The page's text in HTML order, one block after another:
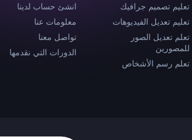
تعليم تصميم جرافيك
تعليم تعديل الفيديوهات
تعلم تعديل الصور
للمصورين
تعلم رسم الأشخاص
انشئ حساب لدينا
معلومات عنا
تواصل معنا
الدورات التي نقدمها